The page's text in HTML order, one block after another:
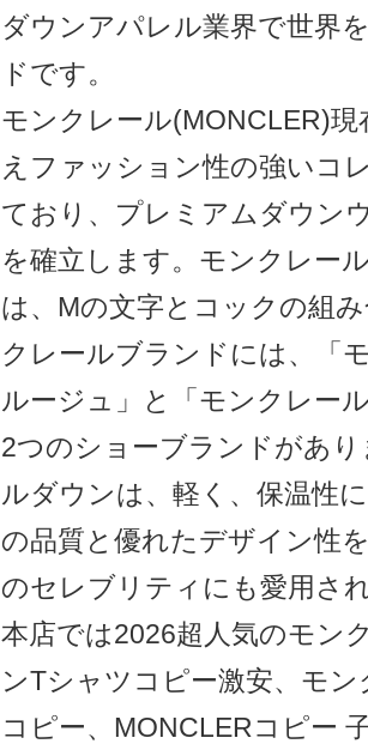
ダウンアパレル業界で世界
ドです。
モンクレール(MONCLER)
えファッション性の強いコ
ており、プレミアムダウン
を確立します。モンクレー
は、Mの文字とコックの組
クレールブランドには、「
ルージュ」と「モンクレー
2つのショーブランドがあ
ルダウンは、軽く、保温性
の品質と優れたデザイン性
のセレブリティにも愛用さ
本店では2026超人気のモン
ンTシャツコピー激安、モ
コピー、MONCLERコピー